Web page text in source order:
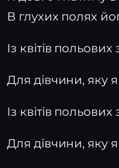
В глухих полях
Із квітів
Для дівчини, яку
Із квітів
Для дівчини, яку